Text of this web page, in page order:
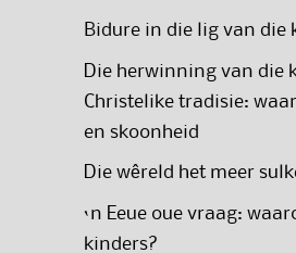
Bidure in die lig van die
Die herwinning van die
Christelike tradisie:
en skoonheid
Die wêreld het meer
‘n Eeue oue vraag:
kinders?